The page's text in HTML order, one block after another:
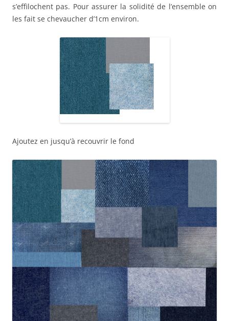
s’effilochent pas. Pour assurer la solidité de l’ensemble on
les fait se chevaucher d’1cm environ.
Ajoutez en jusqu’à recouvrir le fond